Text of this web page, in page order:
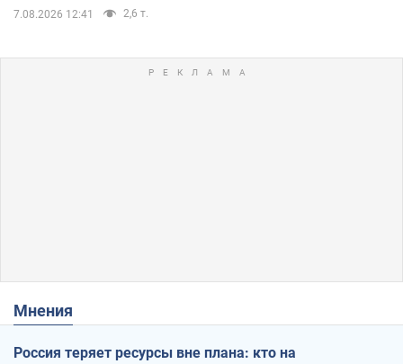
7.08.2026 12:41 2,6 т.
Мнения
Россия теряет ресурсы вне плана: кто на